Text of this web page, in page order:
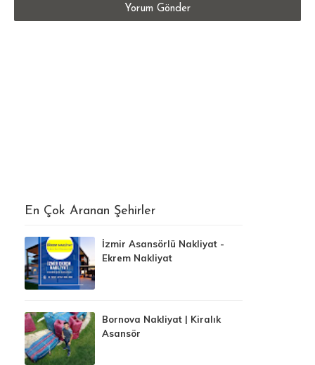
Yorum Gönder
En Çok Aranan Şehirler
İzmir Asansörlü Nakliyat -
Ekrem Nakliyat
Bornova Nakliyat | Kiralık
Asansör